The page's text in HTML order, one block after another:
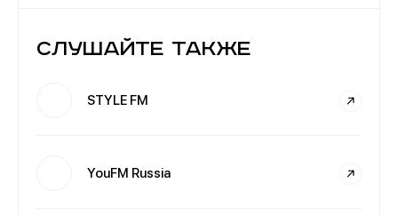
Слушайте также
STYLE FM
YouFM Russia